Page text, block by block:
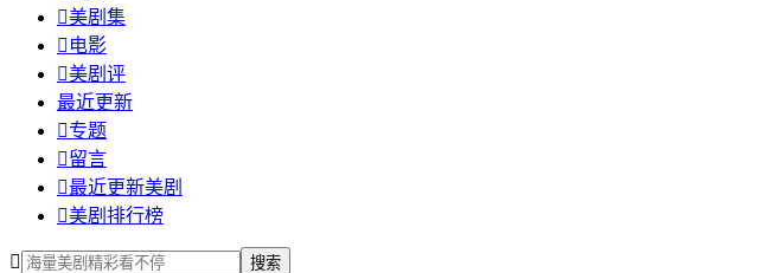
美剧集
 电影
美剧评
最近更新
专题
留言
最近更新美剧
美剧排行榜
 搜索